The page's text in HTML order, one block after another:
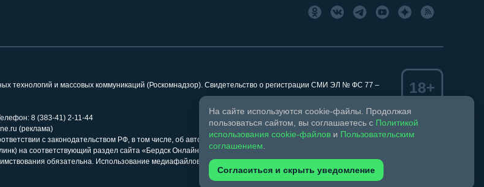
технологий и массовых коммуникаций (Роскомнадзор). Свидетельство о регистрации СМИ ЭЛ № ФС 77 –
8 (383-41) 2-11-44
(реклама)
с законодательством РФ, в том числе, об авторском праве и смежных правах.
на соответствующий раздел сайта «Бердск Онлайн» обязательна. Запрещается перепечатка более 30%
обязательна. Использование медиафайлов разрешено при указании автора фото и ссылки на
18+
На сайте используются cookie-файлы. Продолжая
пользоваться сайтом, вы соглашаетесь с Политикой
использования cookie-файлов и Пользовательским
соглашением
Согласиться и скрыть уведомление